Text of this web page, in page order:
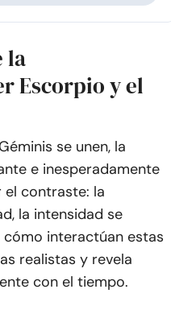
la
Escorpio y el
se unen, la
e inesperadamente
el contraste: la
la intensidad se
interactúan estas
realistas y revela
con el tiempo.